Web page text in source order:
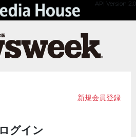
API Version 2.0
新規会員登録
ログイン